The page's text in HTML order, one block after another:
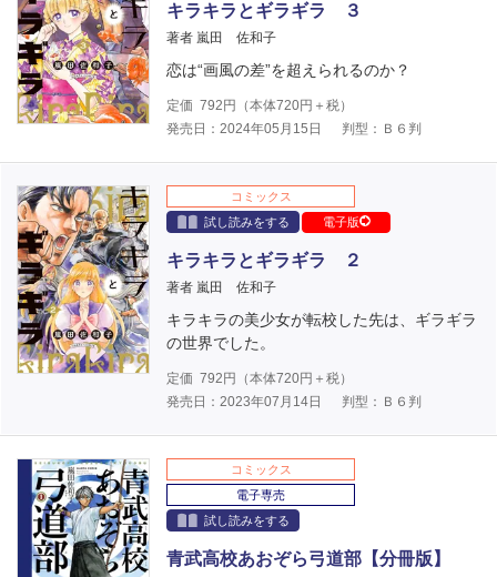
キラキラとギラギラ ３
著者 嵐田 佐和子
恋は“画風の差”を超えられるのか？
定価 792 円（本体720円＋税）
発売日：2024年05月15日
判型：Ｂ６判
コミックス
試し読みをする
電子版
キラキラとギラギラ ２
著者 嵐田 佐和子
キラキラの美少女が転校した先は、ギラギラ
の世界でした。
定価 792 円（本体720円＋税）
発売日：2023年07月14日
判型：Ｂ６判
コミックス
電子専売
試し読みをする
青武高校あおぞら弓道部【分冊版】